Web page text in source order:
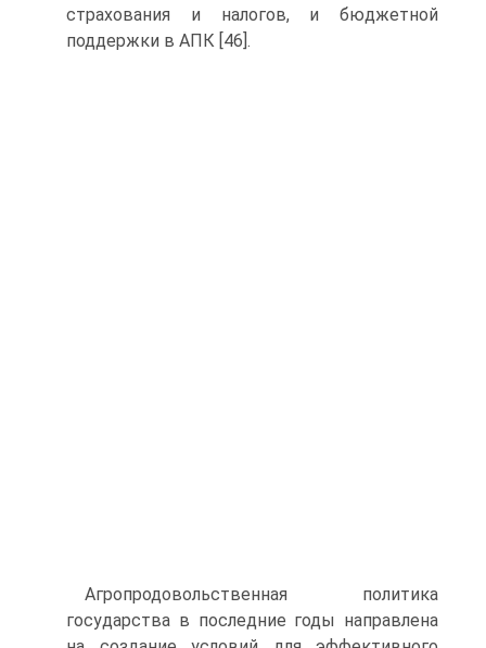
страхования и налогов, и бюджетной
поддержки в АПК [46].
Агропродовольственная политика
государства в последние годы направлена